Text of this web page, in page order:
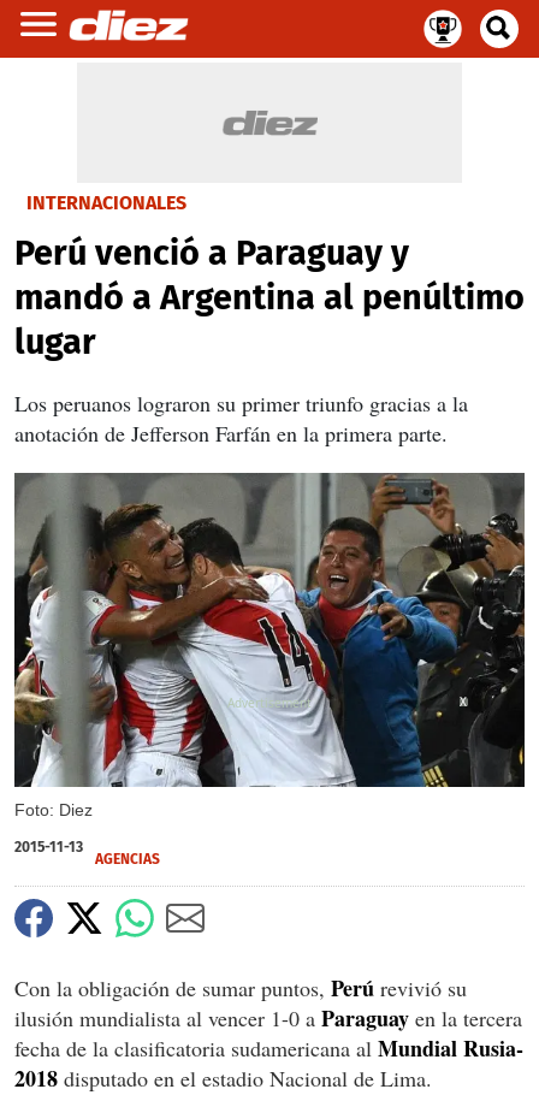
INTERNACIONALES
Perú venció a Paraguay y
mandó a Argentina al penúltimo
lugar
Los peruanos lograron su primer triunfo gracias a la
anotación de Jefferson Farfán en la primera parte.
Foto: Diez
X
2015-11-13
AGENCIAS
Con la obligación de sumar puntos, Perú revivió su
ilusión mundialista al vencer 1-0 a Paraguay en la tercera
fecha de la clasificatoria sudamericana al Mundial Rusia-
2018 disputado en el estadio Nacional de Lima.